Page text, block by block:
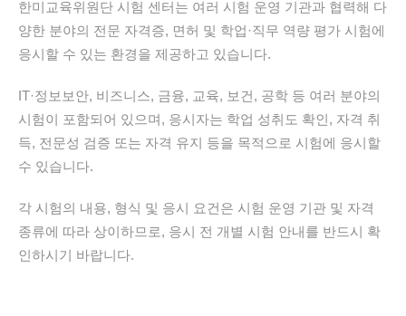
한미교육위원단 시험 센터는 여러 시험 운영 기관과 협력해 다
양한 분야의 전문 자격증, 면허 및 학업·직무 역량 평가 시험에
응시할 수 있는 환경을 제공하고 있습니다.
IT·정보보안, 비즈니스, 금융, 교육, 보건, 공학 등 여러 분야의
시험이 포함되어 있으며, 응시자는 학업 성취도 확인, 자격 취
득, 전문성 검증 또는 자격 유지 등을 목적으로 시험에 응시할
수 있습니다.
각 시험의 내용, 형식 및 응시 요건은 시험 운영 기관 및 자격
종류에 따라 상이하므로, 응시 전 개별 시험 안내를 반드시 확
인하시기 바랍니다.